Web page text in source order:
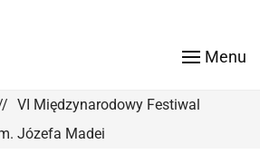
Menu
VI Międzynarodowy Festiwal
Józefa Madei